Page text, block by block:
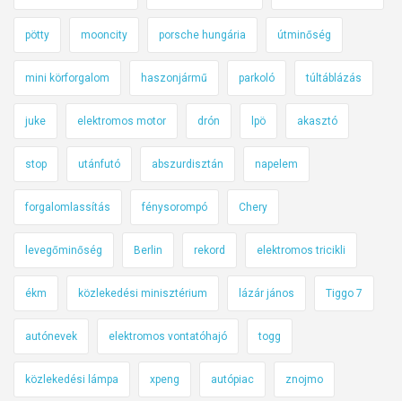
pötty mooncity porsche hungária útminőség
mini körforgalom haszonjármű parkoló túltáblázás
juke elektromos motor drón lpö akasztó
stop utánfutó abszurdisztán napelem
forgalomlassítás fénysorompó Chery
levegőminőség Berlin rekord elektromos tricikli
ékm közlekedési minisztérium lázár jános Tiggo 7
autónevek elektromos vontatóhajó togg
közlekedési lámpa xpeng autópiac znojmo